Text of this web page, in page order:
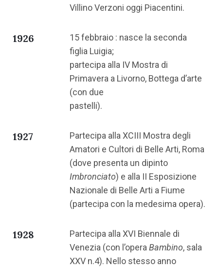
Villino Verzoni oggi Piacentini.
1926
15 febbraio : nasce la seconda
figlia Luigia;
partecipa alla IV Mostra di
Primavera a Livorno, Bottega d’arte
(con due
pastelli).
1927
Partecipa alla XCIII Mostra degli
Amatori e Cultori di Belle Arti, Roma
(dove presenta un dipinto
Imbronciato) e alla II Esposizione
Nazionale di Belle Arti a Fiume
(partecipa con la medesima opera).
1928
Partecipa alla XVI Biennale di
Venezia (con l’operaBambino, sala
XXV n.4). Nello stesso anno